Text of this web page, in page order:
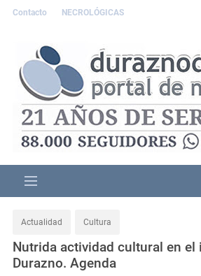
Contacto NECROLÓGICAS
Actualidad Cultura
Nutrida actividad cultural en el
Durazno. Agenda